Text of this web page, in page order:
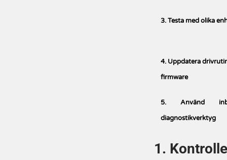
3. Testa med olika
4. Uppdatera
firmware
5. Använd
diagnostikverktyg
1.